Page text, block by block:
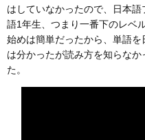
はしていなかったので、日本
語1年生、つまり一番下のレベ
始めは簡単だったから、単語
は分かったが読み方を知らな
た。